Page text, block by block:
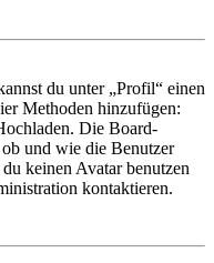
du unter „Profil“ einen
Methoden hinzufügen:
Die Board-
und wie die Benutzer
keinen Avatar benutzen
kontaktieren.